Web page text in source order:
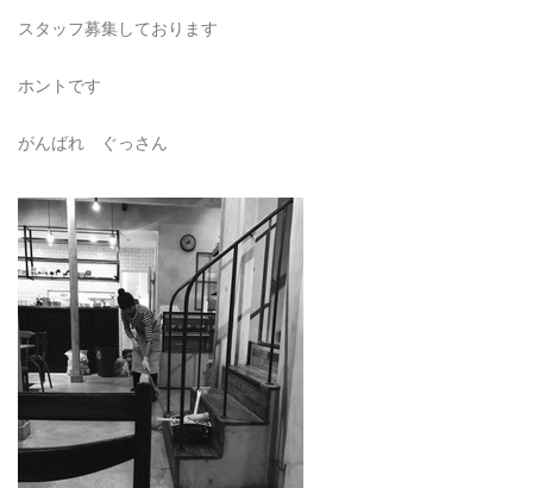
スタッフ募集しております
ホントです
がんばれ ぐっさん